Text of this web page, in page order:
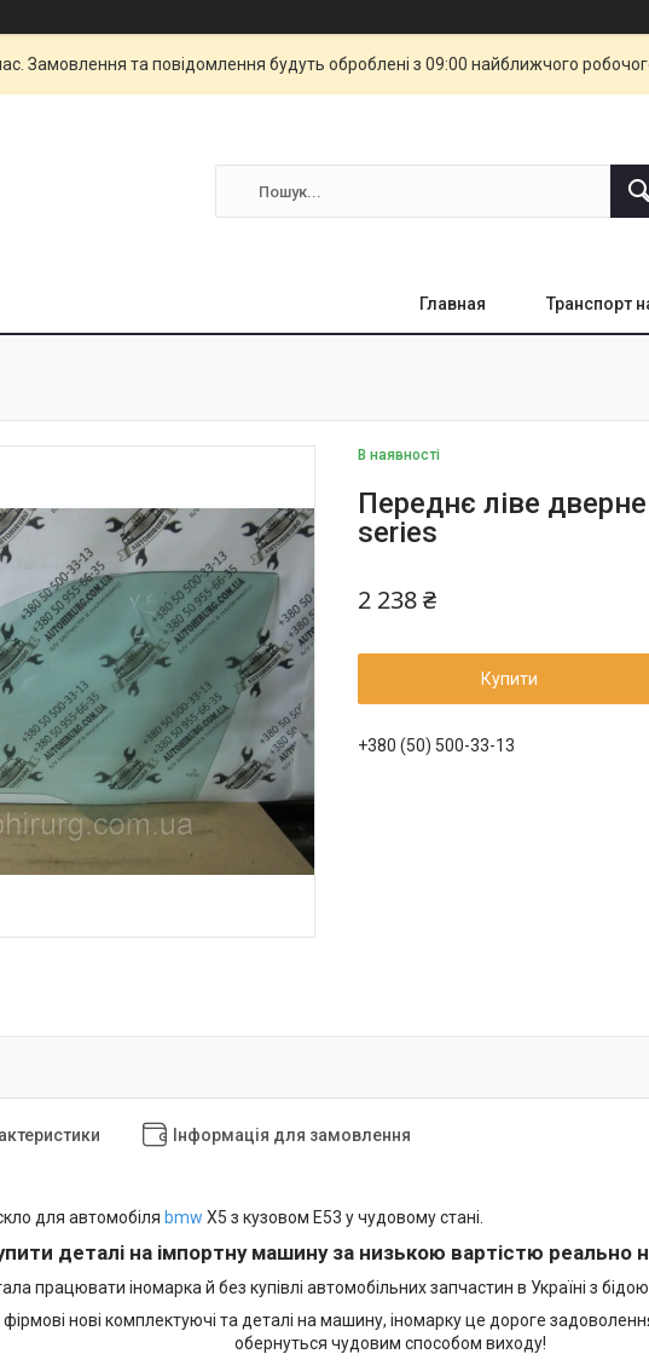
Замовлення та повідомлення будуть оброблені з 09:00 найближчого
Главная Транспорт
В наявності
Переднє ліве
series
2 238 ₴
Купити
+380 (50) 500-33-13
Інформація для замовлення
для автомобіля bmw X5 з кузовом E53 у чудовому стані.
деталі на імпортну машину за низькою вартістю реально
працювати іномарка й без купівлі автомобільних запчастин в Україні з
нові комплектуючі та деталі на машину, іномарку це дороге
обернуться чудовим способом виходу!